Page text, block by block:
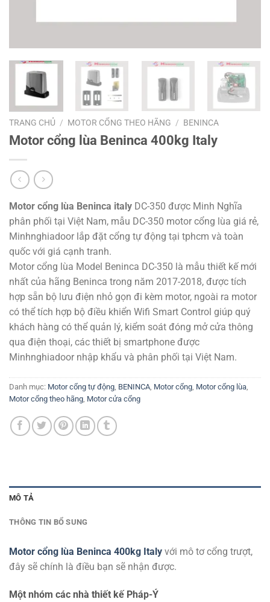
TRANG CHỦ / MOTOR CỔNG THEO HÃNG / BENINCA
Motor cổng lùa Beninca 400kg Italy
Motor cổng lùa Beninca italy DC-350 được Minh Nghĩa
phân phối tại Việt Nam, mẫu DC-350 motor cổng lùa giá rẻ,
Minhnghiadoor lắp đặt cổng tự động tại tphcm và toàn
quốc với giá cạnh tranh.
Motor cổng lùa Model Beninca DC-350 là mẫu thiết kế mới
nhất của hãng Beninca trong năm 2017-2018, được tích
hợp sẵn bộ lưu điện nhỏ gọn đi kèm motor, ngoài ra motor
có thể tích hợp bộ điều khiển Wifi Smart Control giúp quý
khách hàng có thể quản lý, kiểm soát đóng mở cửa thông
qua điện thoại, các thiết bị smartphone được
Minhnghiadoor nhập khẩu và phân phối tại Việt Nam.
Danh mục: Motor cổng tự động, BENINCA, Motor cổng, Motor cổng lùa,
Motor cổng theo hãng, Motor cửa cổng
MÔ TẢ
THÔNG TIN BỔ SUNG
Motor cổng lùa Beninca 400kg Italy với mô tơ cổng trượt,
đây sẽ chính là điều bạn sẽ nhận được.
Một nhóm các nhà thiết kế Pháp-Ý